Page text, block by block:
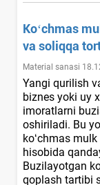
Koʻchmas
va soliqqa
Material sanasi
Yangi qurilish
biznes yoki uy
imoratlarni
oshiriladi. Bu
koʻchmas
hisobida
Buzilayotgan
qoplash tartibi